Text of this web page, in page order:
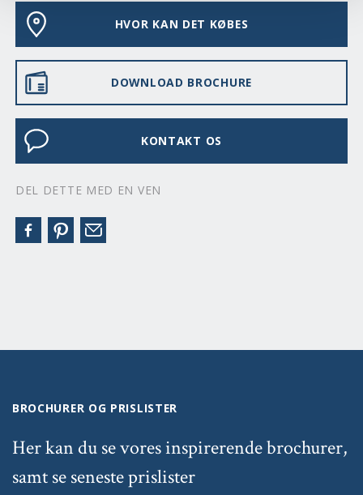
HVOR KAN DET KØBES
DOWNLOAD BROCHURE
KONTAKT OS
DEL DETTE MED EN VEN
BROCHURER OG PRISLISTER
Her kan du se vores inspirerende brochurer,
samt se seneste prislister